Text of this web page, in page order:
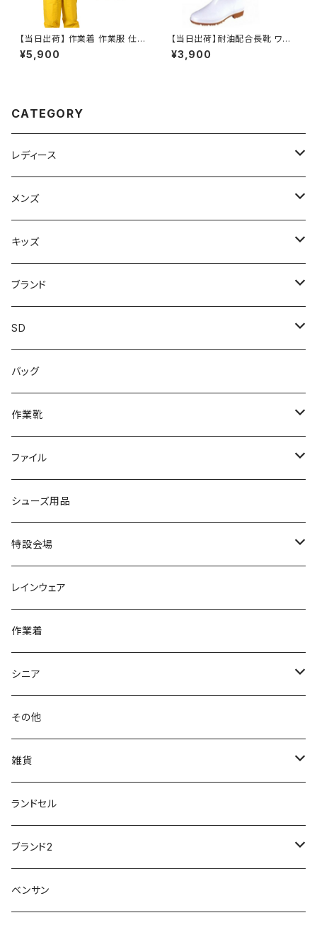
【当日出荷】 作業着 作業服 仕
事服 仕事着 カジメイク KAJIM
EIKU ワーキングパンツ 1030
¥5,900
【当日出荷】耐油配合長靴 ワー
クシューズ 弘進ゴム メンズ レデ
ィース ゾナG3 白 ホワイト カバ
¥3,900
CATEGORY
レディース
スニーカー
上履き/スリッパ
レインシューズ
カジュアル
サンダル/クロッグ
ブーツ
作業靴
フォーマル/ビジネス/通学靴
学生靴
オフィスサンダル
メンズ
サンダル・スリッパ
メンズ\レインシューズ
スニーカー
上履き/スリッパ
カジュアル
スニーカー
サンダル/クロッグ
レインシューズ
作業靴
フォーマル/ビジネス/通学靴
学生靴
ビジネスシューズ
アウトドア/トレッキング
スポーツ
キッズ
スニーカー
レインシューズ
カジュアル
サンダル/クロッグ
フォーマル
アウトドア/トレッキング
上履き/スリッパ
ブランド
ブランド1
アディダス adidas
アシックス asics
アキレス Achilles
GIRARE
Field tex
イチマツ
ブランド3
ヨネックス YONEX
日進ゴム
パンジー Pansy
第一ゴム
ミレディ Milady
アディダス
ブランド2
スミクラ
コンバース CONVERSE
ネウシ NEUSHI
トパーズ TOPAZ
アシックス
スケッチャーズ
SD
エムディ企画
バッグ
作業靴
足袋
ナースシューズ
疲れにくいクッション性能
脱ぎ履き簡単
ファイル
20190123nsnk
20190211nattack
20200114ncv
20191223nrain
20190106nattack
20190223nkutu
20190501nnf
20200701nmensand
20200721nwsand
20190702caq
シューズ用品
特設会場
悩み解決
膝・腰痛
暑い、足汗、ムレ対策
レインアイテム
レインブーツ
防水シューズ
レインブーツ
アウトドア・トレッキング
動画でご紹介
フォーマル/ビジネス/通学靴
軽量
夏特集
レインウェア
作業着
シニア
カジュアル
カジュアルシューズ
紳士
婦人
その他
雑貨
雨具
傘
ランドセル
ブランド2
ノースフェイス
ベンサン